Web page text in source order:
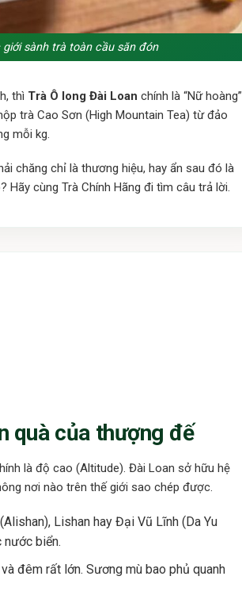
sành trà toàn cầu săn đón
thì Trà Ô long Đài Loan chính là “Nữ hoàng”
trà Cao Sơn (High Mountain Tea) từ đảo
mỗi kg.
chăng chỉ là thương hiệu, hay ẩn sau đó là
cùng Trà Chính Hãng đi tìm câu trả lời.
quà của thượng đế
là độ cao (Altitude). Đài Loan sở hữu hệ
nơi nào trên thế giới sao chép được.
Lishan hay Đại Vũ Lĩnh (Da Yu
biển.
đêm rất lớn. Sương mù bao phủ quanh